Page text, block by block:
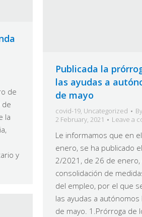
de
de
la
y
Publicada la
las ayudas a
de mayo
covid-19, Uncategorized By
2 February, 2021
Leave a
Le informamos que en
enero, se ha publicado
2/2021, de 26 de
consolidación de
del empleo, por el que
las ayudas a
de mayo. 1.Prórroga de